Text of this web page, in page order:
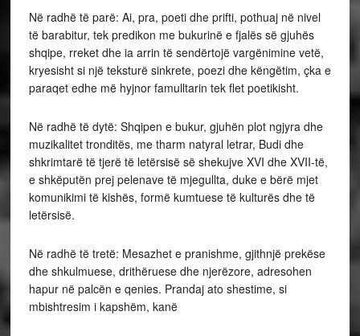
Në radhë të parë: Ai, pra, poeti dhe prifti, pothuaj në nivel
të barabitur, tek predikon me bukurinë e fjalës së gjuhës
shqipe, rreket dhe ia arrin të sendërtojë vargënimine vetë,
kryesisht si një teksturë sinkrete, poezi dhe këngëtim, çka e
paraqet edhe më hyjnor famulltarin tek flet poetikisht.
Në radhë të dytë: Shqipen e bukur, gjuhën plot ngjyra dhe
muzikalitet tronditës, me tharm natyral letrar, Budi dhe
shkrimtarë të tjerë të letërsisë së shekujve XVI dhe XVII-të,
e shkëputën prej pelenave të mjegullta, duke e bërë mjet
komunikimi të kishës, formë kumtuese të kulturës dhe të
letërsisë.
Në radhë të tretë: Mesazhet e pranishme, gjithnjë prekëse
dhe shkulmuese, drithëruese dhe njerëzore, adresohen
hapur në palcën e qenies. Prandaj ato shestime, si
mbishtresim i kapshëm, kanë